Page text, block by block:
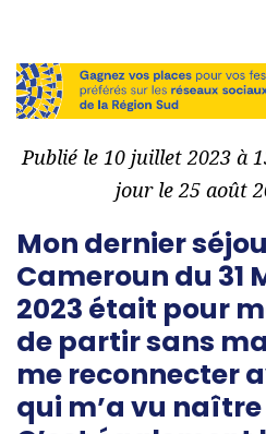
Publié le 10 juillet 2023 à
jour le 25 août
Mon dernier
Cameroun du 31
2023 était pour
de partir sans
me reconnecter
qui m’a vu